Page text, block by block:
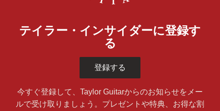
テイラー・インサイダーに登録す
る
登録する
今すぐ登録して、Taylor Guitarからのお知らせをメー
ルで受け取りましょう。プレゼントや特典、お得な割